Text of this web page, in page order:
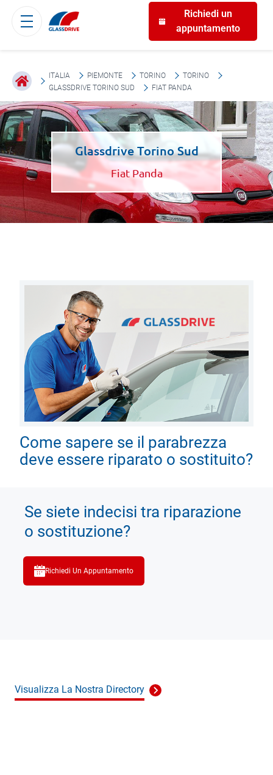
Richiedi un
appuntamento
ITALIA PIEMONTE TORINO
TORINO
GLASSDRIVE TORINO SUD
FIAT PANDA
Glassdrive Torino Sud
Fiat Panda
Come sapere se il parabrezza
deve essere riparato o sostituito?
Se siete indecisi tra riparazione
o sostituzione?
Richiedi Un Appuntamento
Visualizza La Nostra Directory